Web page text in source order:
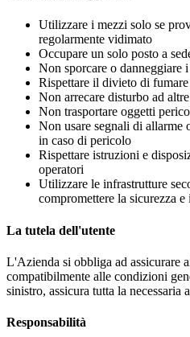
Utilizzare i mezzi solo se
regolarmente vidimato
Occupare un solo posto a
Non sporcare o danneggiare
Rispettare il divieto di fumare
Non arrecare disturbo ad
Non trasportare oggetti
Non usare segnali di allarme
in caso di pericolo
Rispettare istruzioni e
operatori
Utilizzare le infrastrutture
compromettere la sicurezza
La tutela dell'utente
L'Azienda si obbliga ad assicurare
compatibilmente alle condizioni
sinistro, assicura tutta la necessaria
Responsabilità